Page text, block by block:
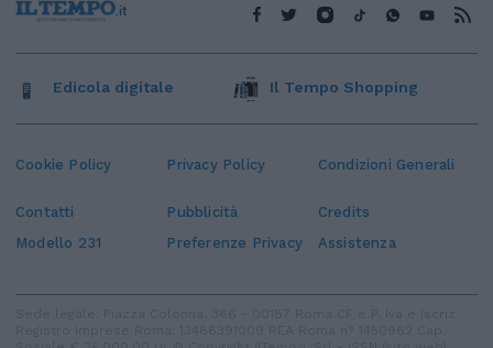
Cookie Policy Privacy Policy Condizioni Generali
Contatti Pubblicità
Credits
Modello 231
Preferenze Privacy Assistenza
Edicola digitale Il Tempo Shopping